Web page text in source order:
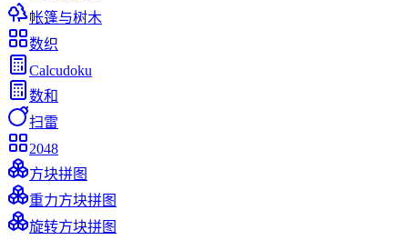
帐篷与树木
数织
Calcudoku
数和
扫雷
2048
方块拼图
重力方块拼图
旋转方块拼图